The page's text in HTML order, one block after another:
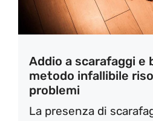
Addio a scarafaggi e
metodo infallibile
problemi
La presenza di